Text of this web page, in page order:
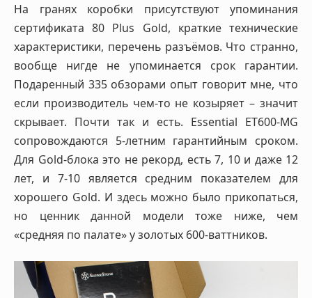
На гранях коробки присутствуют упоминания
сертификата 80 Plus Gold, краткие технические
характеристики, перечень разъёмов. Что странно,
вообще нигде не упоминается срок гарантии.
Подаренный 335 обзорами опыт говорит мне, что
если производитель чем-то не козыряет – значит
скрывает. Почти так и есть. Essential ET600-MG
сопровождаются 5-летним гарантийным сроком.
Для Gold-блока это не рекорд, есть 7, 10 и даже 12
лет, и 7-10 является средним показателем для
хорошего Gold. И здесь можно было прикопаться,
но ценник данной модели тоже ниже, чем
«средняя по палате» у золотых 600-ваттников.